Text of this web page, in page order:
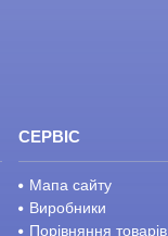
СЕРВІС
Мапа сайту
Виробники
Порівняння товарів